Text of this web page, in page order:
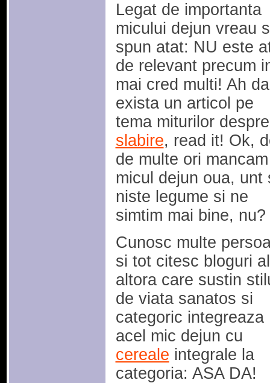
Legat de importanta
micului dejun vreau
spun atat: NU este
de relevant precum
mai cred multi! Ah
exista un articol pe
tema miturilor despre
slabire, read it! Ok,
de multe ori
micul dejun oua, unt
niste legume si ne
simtim mai bine, nu?
Cunosc multe
si tot citesc bloguri
altora care sustin
de viata sanatos si
categoric integreaza
acel mic dejun cu
cereale integrale la
categoria: ASA DA!